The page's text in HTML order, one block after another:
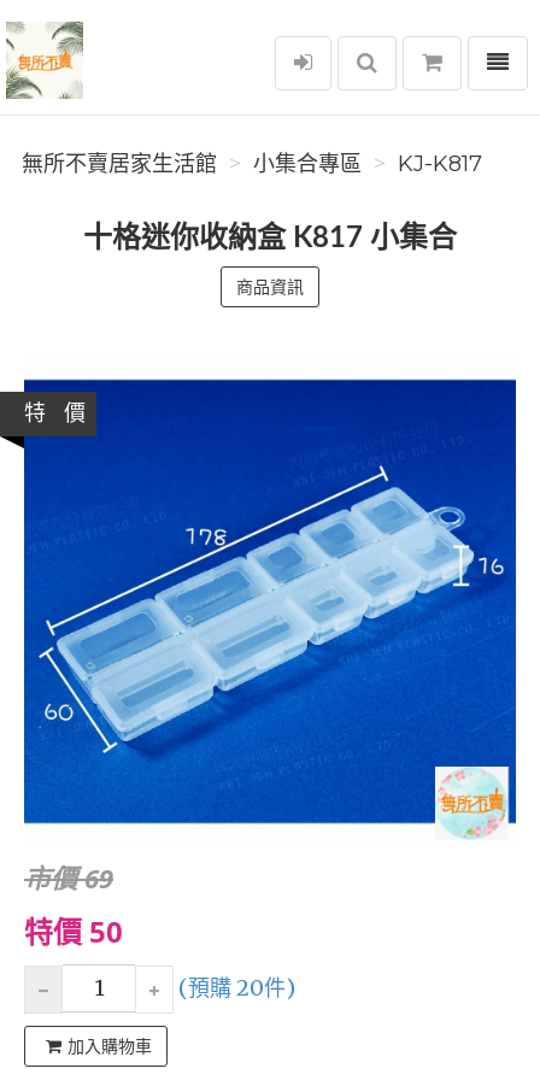
無所不賣居家生活館
選單
無所不賣居家生活館 小集合專區 KJ-K817
十格迷你收納盒 K817 小集合
商品資訊
特 價
市價 69
特價 50
(預購 20件)
加入購物車